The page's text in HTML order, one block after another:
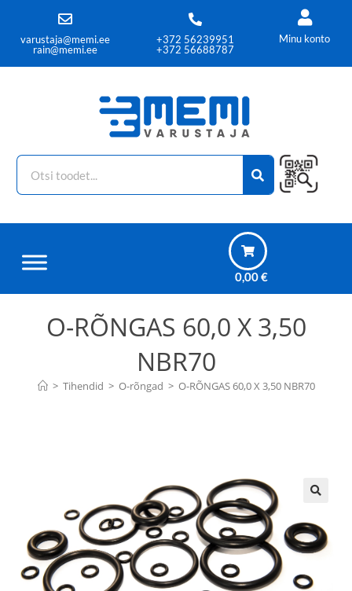
varustaja@memi.ee
rain@memi.ee
+372 56239951
+372 56688787
Minu konto
0,00€
O-RÕNGAS 60,0 X 3,50
NBR70
> Tihendid > O-rõngad > O-RÕNGAS 60,0 X 3,50 NBR70